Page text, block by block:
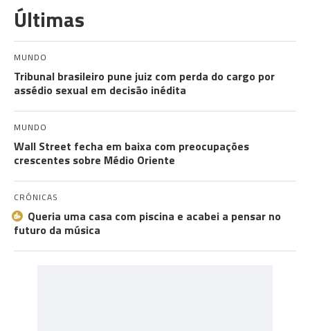
Últimas
MUNDO
Tribunal brasileiro pune juiz com perda do cargo por
assédio sexual em decisão inédita
MUNDO
Wall Street fecha em baixa com preocupações
crescentes sobre Médio Oriente
CRÓNICAS
Queria uma casa com piscina e acabei a pensar no
futuro da música